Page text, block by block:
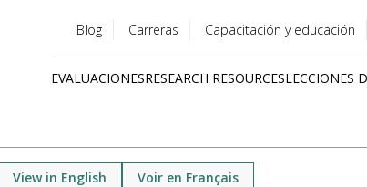
menu
Blog Carreras Capacitación y educación
EVALUACIONESRESEARCH RESOURCESLECCIONES
View in English Voir en Français